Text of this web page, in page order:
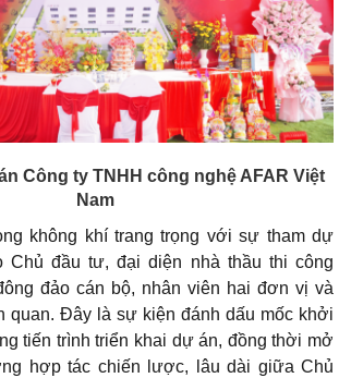
Công ty TNHH công nghệ AFAR Việt
Nam
không khí trang trọng với sự tham dự
Chủ đầu tư, đại diện nhà thầu thi công
đảo cán bộ, nhân viên hai đơn vị và
quan. Đây là sự kiện đánh dấu mốc khởi
tiến trình triển khai dự án, đồng thời mở
hợp tác chiến lược, lâu dài giữa Chủ